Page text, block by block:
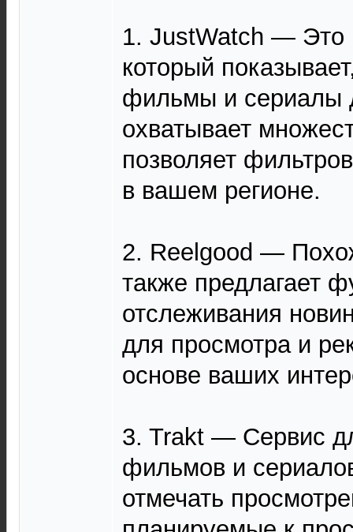
1. JustWatch — Это
который
фильмы и сериалы
охватывает
позволяет
в вашем регионе.
2. Reelgood —
также предлагает
отслеживания
для просмотра и
основе ваших
3. Trakt — Сервис
фильмов и
отмечать